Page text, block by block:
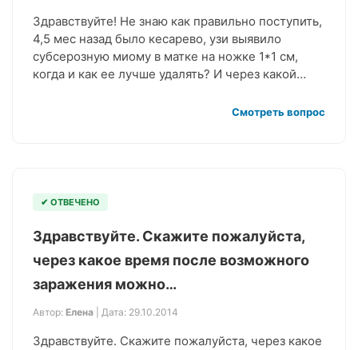
Здравствуйте! Не знаю как правильно поступить,
4,5 мес назад было кесарево, узи выявило
субсерозную миому в матке на ножке 1*1 см,
когда и как ее лучше удалять? И через какой…
Смотреть вопрос
✔ ОТВЕЧЕНО
Здравствуйте. Скажите пожалуйста,
через какое время после возможного
заражения можно…
Автор: Елена | Дата: 29.10.2014
Здравствуйте. Скажите пожалуйста, через какое